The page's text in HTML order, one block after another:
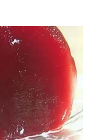
|
৩